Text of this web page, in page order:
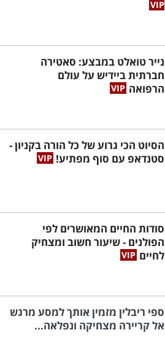
נייר טואלט במבצע: סאטירה
חברתית ביידיש על עולם
הרפואה
הסיוט הכי גרוע של כל הורה בקניון -
סטנדאפ עם סוף מפתיע!
סודות החיים המאושרים לפי
הפולנים - שיעור חשוב ומצחיק
לחיים
ספי ריבלין מזמין אותך למסע מרגש
אל קריירה מצחיקה ונפלאה...